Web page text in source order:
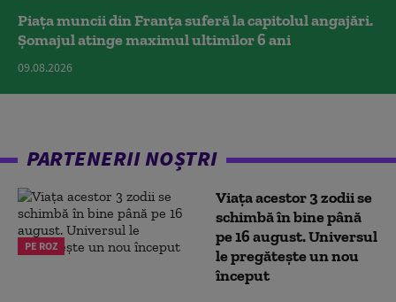
Piața muncii din Franța suferă la capitolul angajări.
Șomajul atinge maximul ultimilor 6 ani
09.08.2026
PARTENERII NOȘTRI
PE ROZ
Viața acestor 3 zodii se
schimbă în bine până
pe 16 august. Universul
le pregătește un nou
început